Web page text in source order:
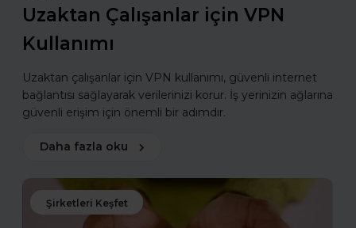
Uzaktan Çalışanlar için VPN
Kullanımı
Uzaktan çalışanlar için VPN kullanımı, güvenli internet
bağlantısı sağlayarak verilerinizi korur. İş yerinizin ağlarına
güvenli erişim için önemli bir adımdır.
Daha fazla oku
Şirketleri Keşfet